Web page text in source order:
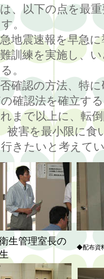
、以下の点を最
。
地震速報を早急
難訓練を実施し、
。
確認の方法、特
確認法を確立す
まで以上に、転
被害を最小限に
きたいと考えて
生管理室長の
◆配布資